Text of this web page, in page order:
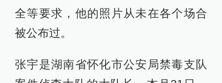
全等要求，他的照片从未在各个场合
被公布过。
张宇是湖南省怀化市公安局禁毒支队